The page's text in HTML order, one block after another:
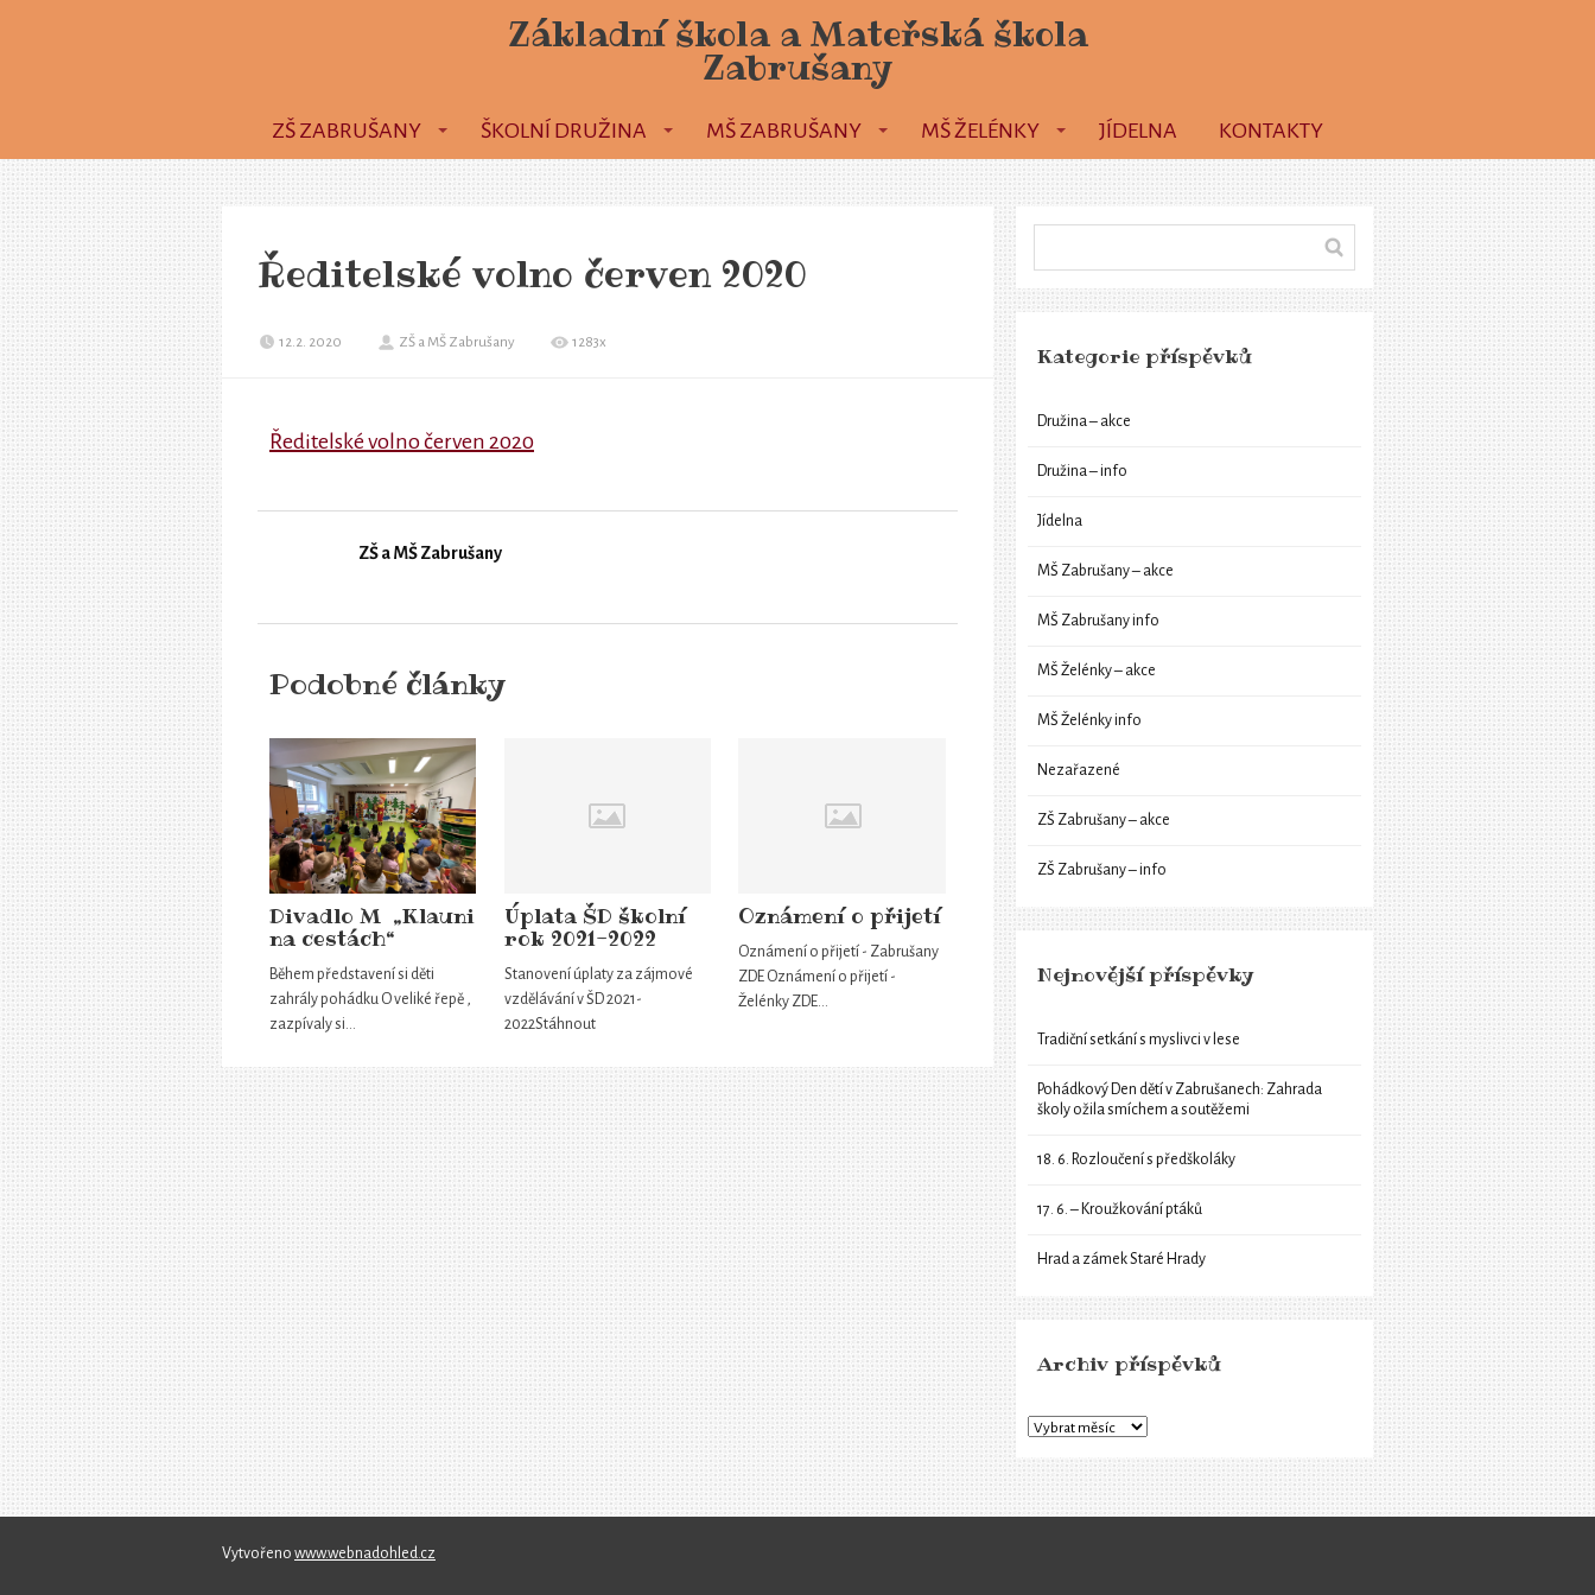
Základní škola a Mateřská škola
Zabrušany
ZŠ ZABRUŠANY ŠKOLNÍ DRUŽINA MŠ ZABRUŠANY MŠ ŽELÉNKY JÍDELNA KONTAKTY
Ředitelské volno červen 2020
12.2. 2020 ZŠ a MŠ Zabrušany 1283x
Ředitelské volno červen 2020
ZŠ a MŠ Zabrušany
Podobné články
Divadlo M „Klauni
na cestách“
Během představení si děti
zahrály pohádku O veliké řepě ,
zazpívaly si…
Úplata ŠD školní
rok 2021-2022
Stanovení úplaty za zájmové
vzdělávání v ŠD 2021-
2022Stáhnout
Oznámení o přijetí
Oznámení o přijetí - Zabrušany
ZDE Oznámení o přijetí -
Želénky ZDE…
Kategorie příspěvků
Družina – akce
Družina – info
Jídelna
MŠ Zabrušany – akce
MŠ Zabrušany info
MŠ Želénky – akce
MŠ Želénky info
Nezařazené
ZŠ Zabrušany – akce
ZŠ Zabrušany – info
Nejnovější příspěvky
Tradiční setkání s myslivci v lese
Pohádkový Den dětí v Zabrušanech: Zahrada
školy ožila smíchem a soutěžemi
18. 6. Rozloučení s předškoláky
17. 6. – Kroužkování ptáků
Hrad a zámek Staré Hrady
Archiv příspěvků
Vytvořeno www.webnadohled.cz